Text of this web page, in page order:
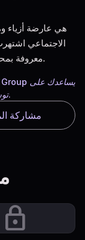
الاجتماعي
معروفة بمحتوى الفيديو القصير، بنت متابعين قويين.
توسيع الحميمية دون فقدان الأصالة.
مشاركة
lock